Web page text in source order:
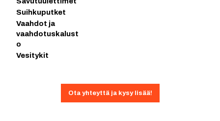
Suihkuputket
Vaahdot ja
vaahdotuskalust
o
Vesitykit
Ota yhteyttä ja kysy lisää!